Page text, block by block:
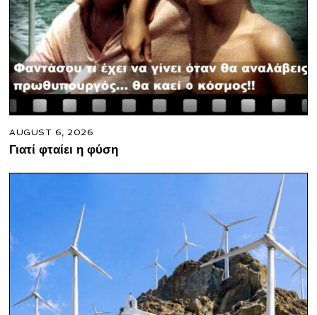
AUGUST 6, 2026
Γιατί φταίει η φύση